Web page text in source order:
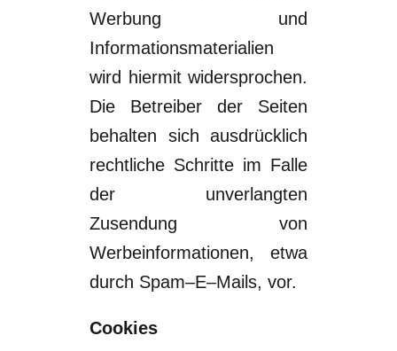
Werbung und
Informationsmaterialien
wird hiermit widersprochen.
Die Betreiber der Seiten
behalten sich ausdrücklich
rechtliche Schritte im Falle
der unverlangten
Zusendung von
Werbeinformationen, etwa
durch Spam–E–Mails, vor.
Cookies